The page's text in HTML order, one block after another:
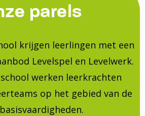
parels
krijgen leerlingen met een
Levelspel en Levelwerk.
werken leerkrachten
op het gebied van de
basisvaardigheden.